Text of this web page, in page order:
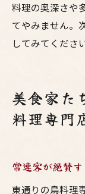
料理の奥深さや
てやみません。
してみてくださ
美食家た
料理専門
常連客が絶賛
東通りの鳥料理